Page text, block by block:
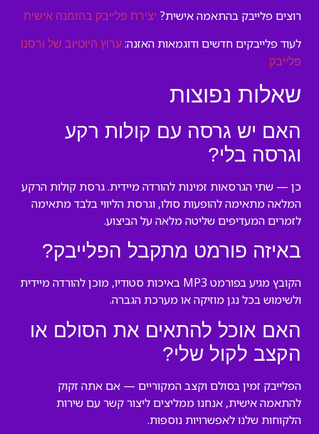
רוצים פלייבק בהתאמה אישית? יצירת פלייבק בהזמנה אישית
לעוד פלייבקים חדשים ודוגמאות האזנה: ערוץ היוטיוב של ורסנו
פלייבק
שאלות נפוצות
האם יש גרסה עם קולות רקע
וגרסה בלי?
כן — שתי הגרסאות זמינות להורדה מיידית. גרסת קולות הרקע
המלאה מתאימה להופעות סולו, וגרסת הליווי בלבד מתאימה
לזמרים המעדיפים שליטה מלאה על הביצוע.
באיזה פורמט מתקבל הפלייבק?
הקובץ מגיע בפורמט MP3 באיכות סטודיו, מוכן להורדה מיידית
ולשימוש בכל נגן מוזיקה או מערכת הגברה.
האם אוכל להתאים את הסולם או
הקצב לקול שלי?
הפלייבק זמין בסולם וקצב המקוריים — אם אתה זקוק
להתאמה אישית, אנחנו ממליצים ליצור קשר עם שירות
הלקוחות שלנו לאפשרויות נוספות.